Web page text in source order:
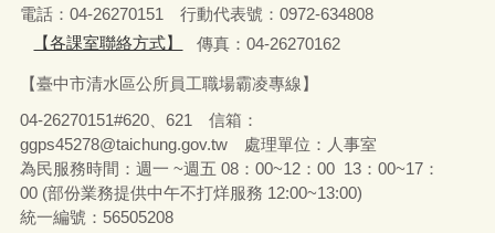
電話：04-26270151 行動代表號：0972-634808
【各課室聯絡方式】
傳真：04-26270162
【臺中市清水區公所員工職場霸凌專線】
04-26270151#620、621 信箱：
ggps45278@taichung.gov.tw 處理單位：人事室
為民服務時間：週一 ~週五 08：00~12：00 13：00~17：
00 (部份業務提供中午不打烊服務 12:00~13:00)
統一編號：56505208